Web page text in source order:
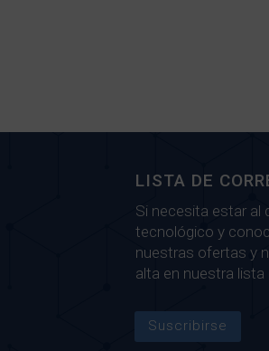
LISTA DE
Si necesita estar al
tecnológico y
nuestras ofertas y
alta en nuestra lista
Suscribirse